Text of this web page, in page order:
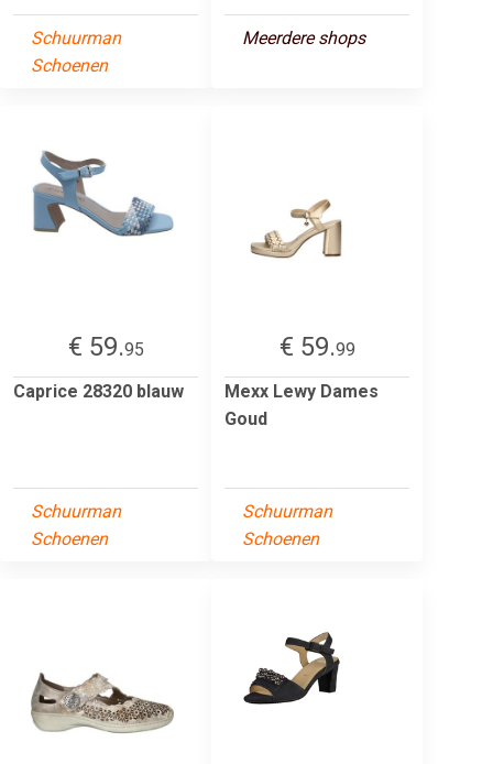
Schuurman
Schoenen
Meerdere shops
€ 59.95
Caprice 28320 blauw
Schuurman
Schoenen
€ 59.99
Mexx Lewy Dames
Goud
Schuurman
Schoenen